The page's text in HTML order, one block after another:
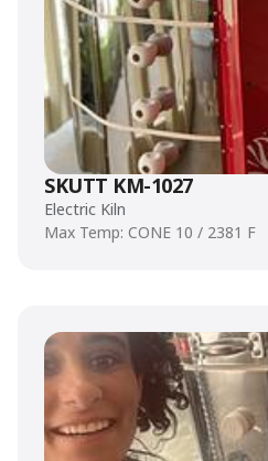
SKUTT KM-1027
Electric Kiln
Max Temp: CONE 10 / 2381 F